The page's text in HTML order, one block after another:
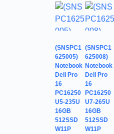
(SNSPC1
625005)
Notebook
Dell Pro
16
PC16250
U5-235U
16GB
512SSD
W11P
(SNSPC1
625008)
Notebook
Dell Pro
16
PC16250
U7-265U
16GB
512SSD
W11P